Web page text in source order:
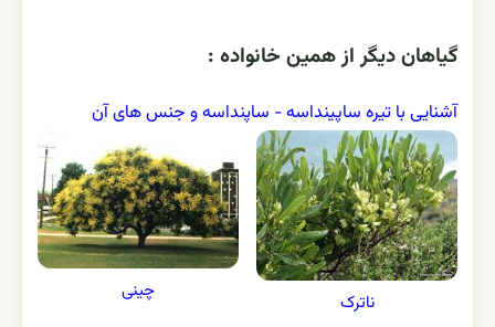
گياهان ديگر از همين خانواده :
آشنایی با تیره ساپینداسه - ساپنداسه و جنس های آن
ناترک چینی